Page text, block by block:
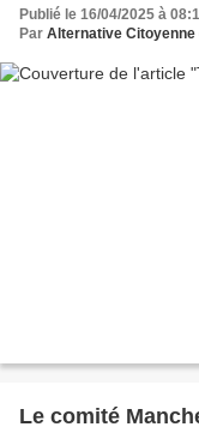
Publié le 16/04/2025 à
Par Alternative Citoyenne
Le comité